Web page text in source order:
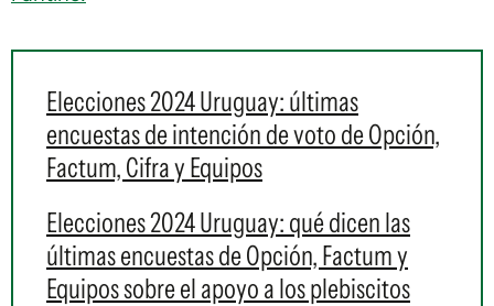
Elecciones 2024 Uruguay: últimas
encuestas de intención de voto de Opción,
Factum, Cifra y Equipos
Elecciones 2024 Uruguay: qué dicen las
últimas encuestas de Opción, Factum y
Equipos sobre el apoyo a los plebiscitos